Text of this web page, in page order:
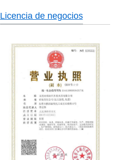
Licencia de negocios